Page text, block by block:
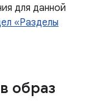
для данной
«Разделы
образ